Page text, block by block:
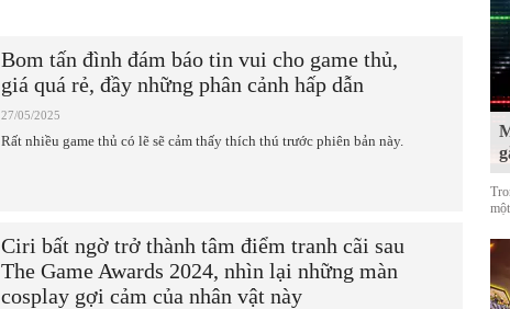
Bom tấn đình đám báo tin vui cho game thủ,
giá quá rẻ, đầy những phân cảnh hấp dẫn
27/05/2025
Rất nhiều game thủ có lẽ sẽ cảm thấy thích thú trước phiên bản này.
Ciri bất ngờ trở thành tâm điểm tranh cãi sau
The Game Awards 2024, nhìn lại những màn
cosplay gợi cảm của nhân vật này